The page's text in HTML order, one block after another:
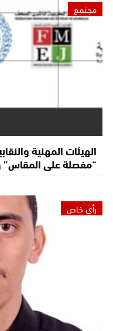
مجتمع
الهيئات المهنية
“مفصلة على
رأي خاص